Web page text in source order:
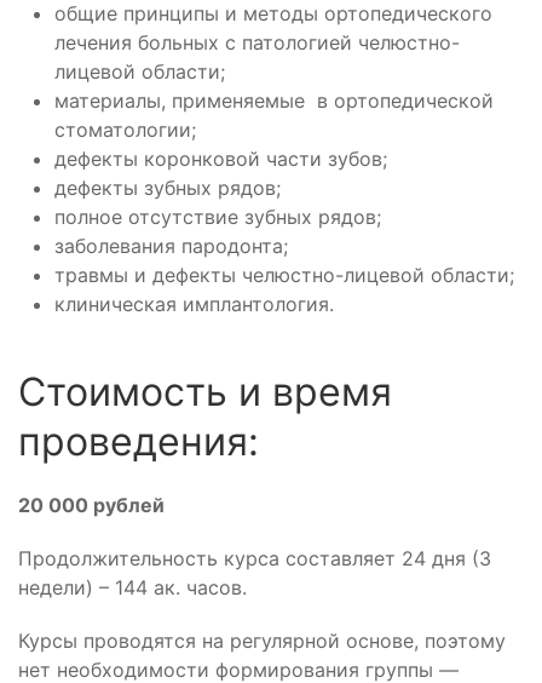
общие принципы и методы ортопедического
лечения больных с патологией челюстно-
лицевой области;
материалы, применяемые в ортопедической
стоматологии;
дефекты коронковой части зубов;
дефекты зубных рядов;
полное отсутствие зубных рядов;
заболевания пародонта;
травмы и дефекты челюстно-лицевой области;
клиническая имплантология.
Стоимость и время
проведения:
20 000 рублей
Продолжительность курса составляет 24 дня (3
недели) – 144 ак. часов.
Курсы проводятся на регулярной основе, поэтому
нет необходимости формирования группы —